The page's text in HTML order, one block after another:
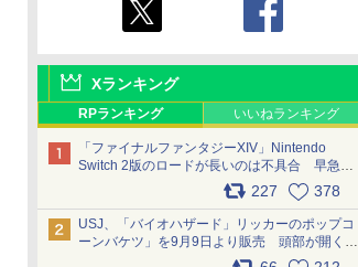
Xランキング
RPランキング いいねランキング
「ファイナルファンタジーXIV」Nintendo
Switch 2版のロードが長いのは不具合 早急に
アップデートできるよう対応中227 378
USJ、「バイオハザード」リッカーのポップコ
ーンバケツ」を9月9日より販売 頭部が開く仕
組み。味は恐怖を堪のう「味噌フレーバー」